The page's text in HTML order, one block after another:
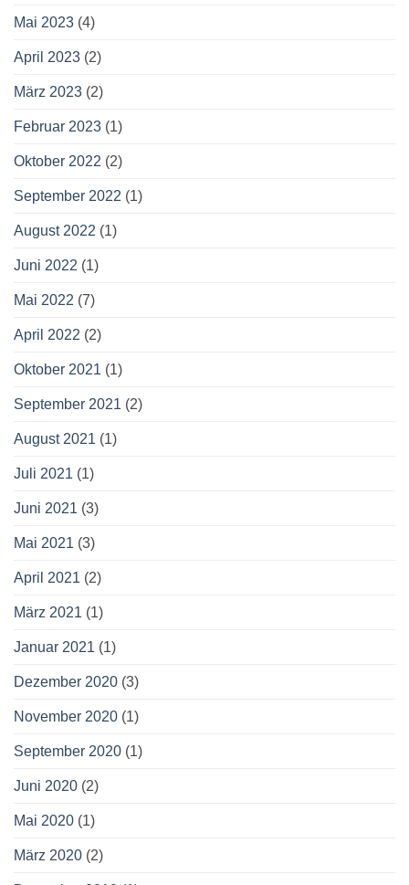
Mai 2023 (4)
April 2023 (2)
März 2023 (2)
Februar 2023 (1)
Oktober 2022 (2)
September 2022 (1)
August 2022 (1)
Juni 2022 (1)
Mai 2022 (7)
April 2022 (2)
Oktober 2021 (1)
September 2021 (2)
August 2021 (1)
Juli 2021 (1)
Juni 2021 (3)
Mai 2021 (3)
April 2021 (2)
März 2021 (1)
Januar 2021 (1)
Dezember 2020 (3)
November 2020 (1)
September 2020 (1)
Juni 2020 (2)
Mai 2020 (1)
März 2020 (2)